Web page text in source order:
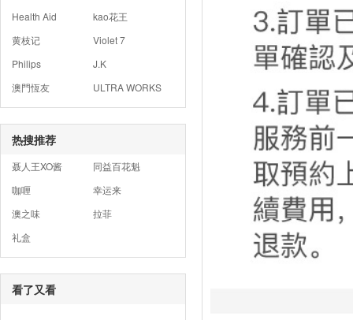
Health Aid
kao花王
黄枝记
Violet 7
Philips
J.K
澳門恆友
ULTRA WORKS
热搜推荐
聂人王XO酱
同益百花魁
咖喱
幸运来
澳之味
拉菲
礼盒
看了又看